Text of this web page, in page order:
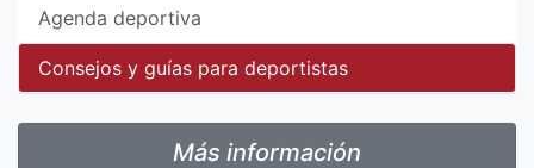
Agenda deportiva
Consejos y guías para deportistas
Más información